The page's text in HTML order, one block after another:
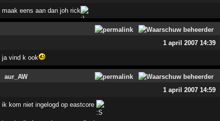
maak eens aan dan joh rick
1 april 2007 14:39
ja vind k ook
aur_AW
1 april 2007 14:59
ik kom niet ingelogd op eastcore